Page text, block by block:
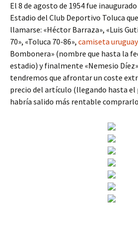
El 8 de agosto de 1954 fue
Estadio del Club Deportivo Toluca
llamarse: «Héctor Barraza», «Luis
70», «Toluca 70-86», camiseta
Bombonera» (nombre que hasta la
estadio) y finalmente «Nemesio
tendremos que afrontar un coste
precio del artículo (llegando hasta el
habría salido más rentable